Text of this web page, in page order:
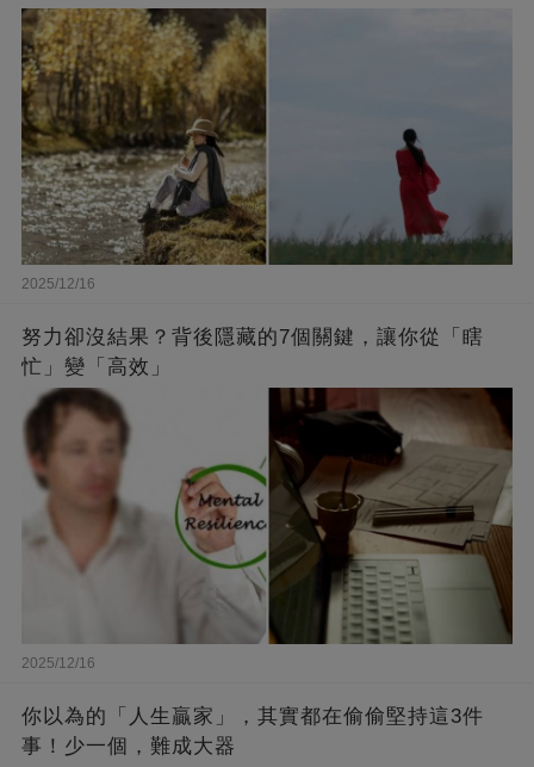
2025/12/16
努力卻沒結果？背後隱藏的7個關鍵，讓你從「瞎
忙」變「高效」
2025/12/16
你以為的「人生贏家」，其實都在偷偷堅持這3件
事！少一個，難成大器